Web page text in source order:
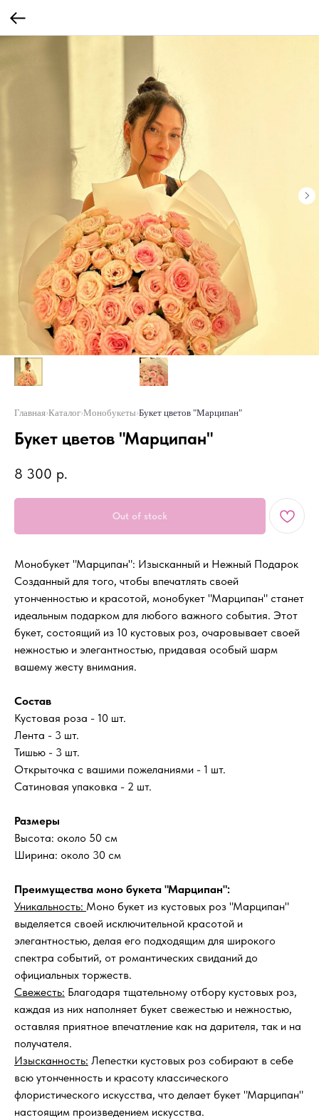
Главная›Каталог›Монобукеты›Букет цветов "Марципан"
Букет цветов "Марципан"
8 300 р.
Out of stock
Монобукет "Марципан": Изысканный и Нежный Подарок
Созданный для того, чтобы впечатлять своей
утонченностью и красотой, монобукет "Марципан" станет
идеальным подарком для любого важного события. Этот
букет, состоящий из 10 кустовых роз, очаровывает своей
нежностью и элегантностью, придавая особый шарм
вашему жесту внимания.
Состав
Кустовая роза - 10 шт.
Лента - 3 шт.
Тишью - 3 шт.
Открыточка с вашими пожеланиями - 1 шт.
Сатиновая упаковка - 2 шт.
Размеры
Высота: около 50 см
Ширина: около 30 см
Преимущества моно букета "Марципан":
Уникальность: Моно букет из кустовых роз "Марципан"
выделяется своей исключительной красотой и
элегантностью, делая его подходящим для широкого
спектра событий, от романтических свиданий до
официальных торжеств.
Свежесть: Благодаря тщательному отбору кустовых роз,
каждая из них наполняет букет свежестью и нежностью,
оставляя приятное впечатление как на дарителя, так и на
получателя.
Изысканность: Лепестки кустовых роз собирают в себе
всю утонченность и красоту классического
флористического искусства, что делает букет "Марципан"
настоящим произведением искусства.